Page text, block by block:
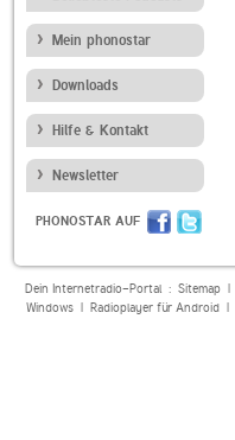
Mein phonostar
Downloads
Hilfe & Kontakt
Newsletter
PHONOSTAR AUF
Dein Internetradio-Portal : Sitemap|
Windows| Radioplayer für Android|